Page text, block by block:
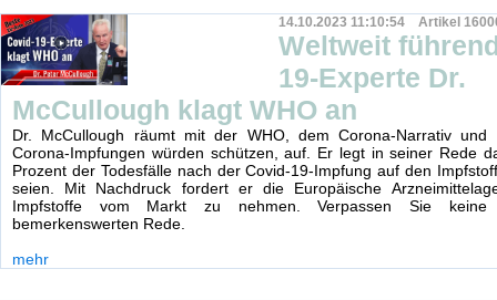
14.10.2023 11:10:54 Artikel
Weltweit
19-Experte Dr.
McCullough klagt WHO an
Dr. McCullough räumt mit der WHO, dem Corona-Narrativ und
Corona-Impfungen würden schützen, auf. Er legt in seiner Rede
Prozent der Todesfälle nach der Covid-19-Impfung auf den
seien. Mit Nachdruck fordert er die Europäische
Impfstoffe vom Markt zu nehmen. Verpassen Sie keine
bemerkenswerten Rede.
mehr